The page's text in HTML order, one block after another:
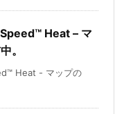
Heat – マ
。
Heat - マップの